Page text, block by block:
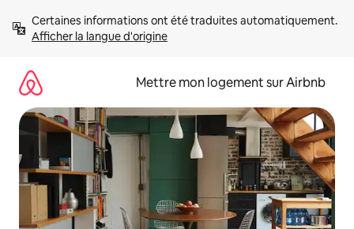
directement
Afficher la langue d'origine
Mettre mon logement sur Airbnb